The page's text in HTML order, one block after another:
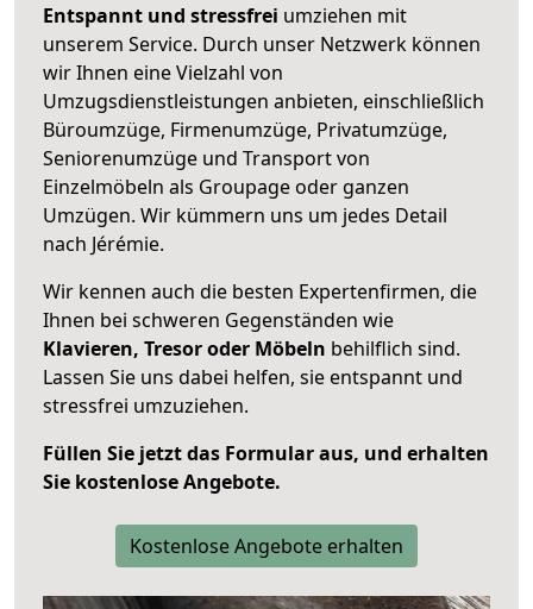
Entspannt und stressfrei umziehen mit
unserem Service. Durch unser Netzwerk können
wir Ihnen eine Vielzahl von
Umzugsdienstleistungen anbieten, einschließlich
Büroumzüge, Firmenumzüge, Privatumzüge,
Seniorenumzüge und Transport von
Einzelmöbeln als Groupage oder ganzen
Umzügen. Wir kümmern uns um jedes Detail
nach Jérémie.
Wir kennen auch die besten Expertenfirmen, die
Ihnen bei schweren Gegenständen wie
Klavieren, Tresor oder Möbeln behilflich sind.
Lassen Sie uns dabei helfen, sie entspannt und
stressfrei umzuziehen.
Füllen Sie jetzt das Formular aus, und erhalten
Sie kostenlose Angebote.
Kostenlose Angebote erhalten